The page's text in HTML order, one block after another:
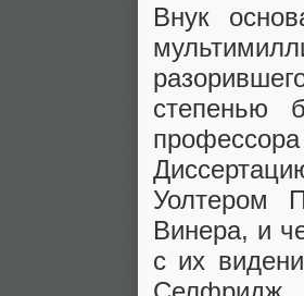
Внук
степенью
Уолтером
Винера, и
с их